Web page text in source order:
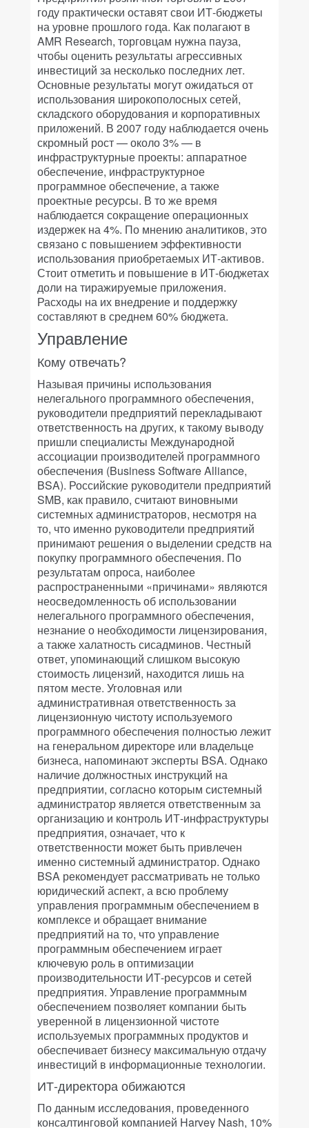
году практически оставят свои ИТ-бюджеты
на уровне прошлого года. Как полагают в
AMR Research, торговцам нужна пауза,
чтобы оценить результаты агрессивных
инвестиций за несколько последних лет.
Основные результаты могут ожидаться от
использования широкополосных сетей,
складского оборудования и корпоративных
приложений. В 2007 году наблюдается очень
скромный рост — около 3% — в
инфраструктурные проекты: аппаратное
обеспечение, инфраструктурное
программное обеспечение, а также
проектные ресурсы. В то же время
наблюдается сокращение операционных
издержек на 4%. По мнению аналитиков, это
связано с повышением эффективности
использования приобретаемых ИТ-активов.
Стоит отметить и повышение в ИТ-бюджетах
доли на тиражируемые приложения.
Расходы на их внедрение и поддержку
составляют в среднем 60% бюджета.
Управление
Кому отвечать?
Называя причины использования
нелегального программного обеспечения,
руководители предприятий перекладывают
ответственность на других, к такому выводу
пришли специалисты Международной
ассоциации производителей программного
обеспечения (Business Software Alliance,
BSA). Российские руководители предприятий
SMB, как правило, считают виновными
системных администраторов, несмотря на
то, что именно руководители предприятий
принимают решения о выделении средств на
покупку программного обеспечения. По
результатам опроса, наиболее
распространенными «причинами» являются
неосведомленность об использовании
нелегального программного обеспечения,
незнание о необходимости лицензирования,
а также халатность сисадминов. Честный
ответ, упоминающий слишком высокую
стоимость лицензий, находится лишь на
пятом месте. Уголовная или
административная ответственность за
лицензионную чистоту используемого
программного обеспечения полностью лежит
на генеральном директоре или владельце
бизнеса, напоминают эксперты BSA. Однако
наличие должностных инструкций на
предприятии, согласно которым системный
администратор является ответственным за
организацию и контроль ИТ-инфраструктуры
предприятия, означает, что к
ответственности может быть привлечен
именно системный администратор. Однако
BSA рекомендует рассматривать не только
юридический аспект, а всю проблему
управления программным обеспечением в
комплексе и обращает внимание
предприятий на то, что управление
программным обеспечением играет
ключевую роль в оптимизации
производительности ИТ-ресурсов и сетей
предприятия. Управление программным
обеспечением позволяет компании быть
уверенной в лицензионной чистоте
используемых программных продуктов и
обеспечивает бизнесу максимальную отдачу
инвестиций в информационные технологии.
ИТ-директора обижаются
По данным исследования, проведенного
консалтинговой компанией Harvey Nash, 10%